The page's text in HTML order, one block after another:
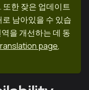
한 잦은 업데이트
남아있을 수 있습
을 개선하는 데 동
page,